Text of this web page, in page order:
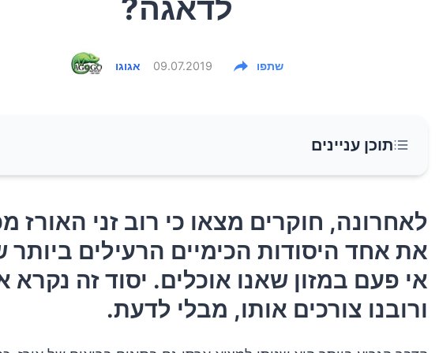
לדאגה?
אגוגו 09.07.2019 שתפו
תוכן עניינים
הכימיים הרעילים ביותר שנמצאו אי פעם במזון שאנו אוכלים. יסוד
נקרא ארסן ורובנו צורכים אותו, מבלי לדעת.
מדוע ארסן רעיל כל כך?
לאחרונה, חוקרים מצאו כי רוב זני האורז
את אחד היסודות הכימיים הרעילים ביותר
אי פעם במזון שאנו אוכלים. יסוד זה נקרא
ורובנו צורכים אותו, מבלי לדעת.